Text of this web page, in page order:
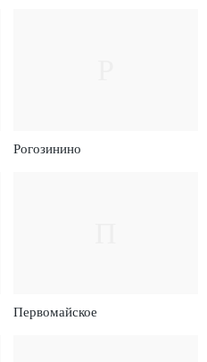
Рогозинино
Первомайское